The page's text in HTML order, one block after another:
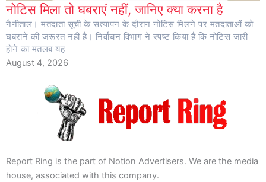
नोटिस मिला तो घबराएं नहीं, जानिए क्या करना है
नैनीताल। मतदाता सूची के सत्यापन के दौरान नोटिस मिलने पर मतदाताओं को
घबराने की जरूरत नहीं है। निर्वाचन विभाग ने स्पष्ट किया है कि नोटिस जारी
होने का मतलब यह
August 4, 2026
Report Ring is the part of Notion Advertisers. We are the media
house, associated with this company.